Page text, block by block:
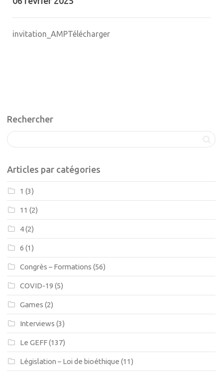
invitation_AMPTélécharger
Rechercher
Articles par catégories
1 (3)
11 (2)
4(2)
6 (1)
Congrès – Formations (56)
COVID-19 (5)
Games (2)
Interviews (3)
Le GEFF(137)
Législation – Loi de bioéthique (11)